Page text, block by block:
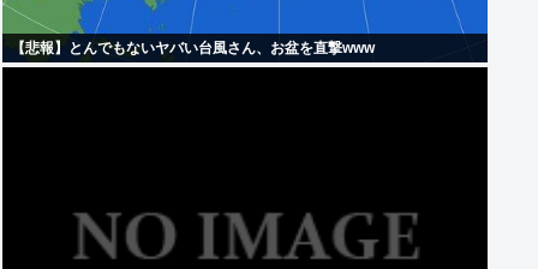
【悲報】とんでもないヤバい台風さん、お盆を直撃www